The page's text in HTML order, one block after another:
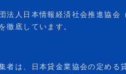
者は、日本貸金業協会の定める